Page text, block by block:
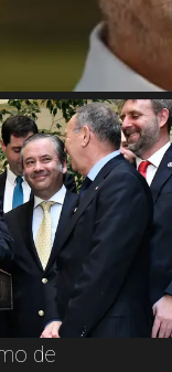
de